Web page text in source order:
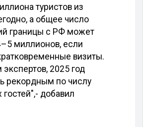
туристов из
а общее число
границы с РФ может
миллионов, если
визиты.
2025 год
рекордным по числу
- добавил